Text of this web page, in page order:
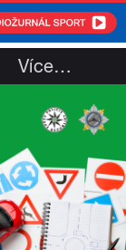
Více…